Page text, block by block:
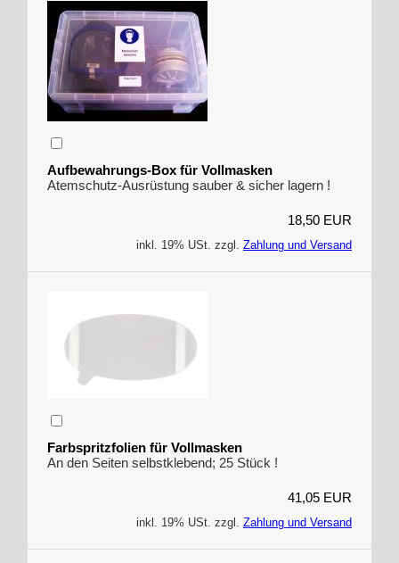
Aufbewahrungs-Box für Vollmasken
Atemschutz-Ausrüstung sauber & sicher lagern !
18,50 EUR
inkl. 19% USt. zzgl. Zahlung und Versand
Farbspritzfolien für Vollmasken
An den Seiten selbstklebend; 25 Stück !
41,05 EUR
inkl. 19% USt. zzgl. Zahlung und Versand